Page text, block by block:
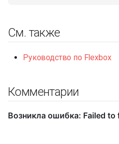
См. также
Руководство по Flexbox
Комментарии